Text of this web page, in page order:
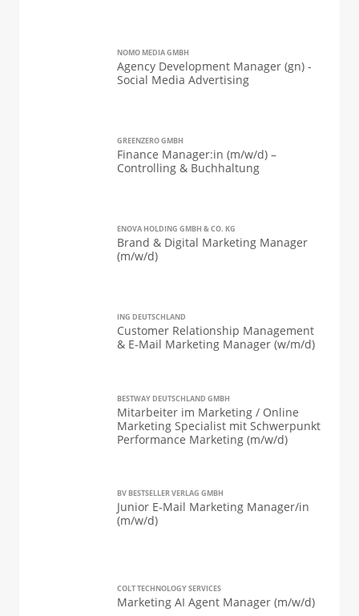
NOMO MEDIA GMBH
Agency Development Manager (gn) -
Social Media Advertising
GREENZERO GMBH
Finance Manager:in (m/w/d) –
Controlling & Buchhaltung
ENOVA HOLDING GMBH & CO. KG
Brand & Digital Marketing Manager
(m/w/d)
ING DEUTSCHLAND
Customer Relationship Management
& E-Mail Marketing Manager (w/m/d)
BESTWAY DEUTSCHLAND GMBH
Mitarbeiter im Marketing / Online
Marketing Specialist mit Schwerpunkt
Performance Marketing (m/w/d)
BV BESTSELLER VERLAG GMBH
Junior E-Mail Marketing Manager/in
(m/w/d)
COLT TECHNOLOGY SERVICES
Marketing AI Agent Manager (m/w/d)